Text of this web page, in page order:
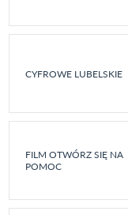
CYFROWE LUBELSKIE
FILM OTWÓRZ SIĘ NA
POMOC